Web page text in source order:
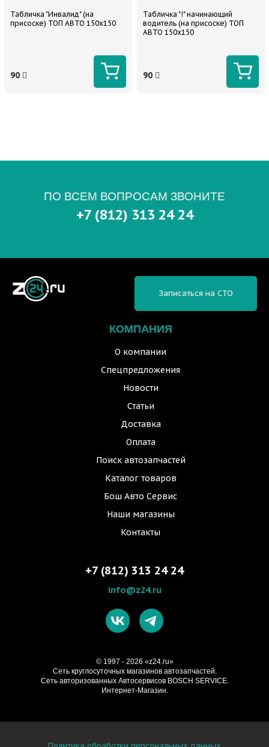
Табличка "Инвалид" (на
присоске) ТОП АВТО 150х150
90
Табличка "!" начинающий
водитель (на присоске) ТОП
АВТО 150х150
90
ПО ВСЕМ ВОПРОСАМ ЗВОНИТЕ
+7 (812) 313 24 24
КОМПАНИЯ
О компании
Спецпредложения
Новости
Статьи
Доставка
Оплата
Поиск автозапчастей
Каталог товаров
Бош Авто Сервис
Наши магазины
Контакты
Записаться на СТО
+7 (812) 313 24 24
info@z24.ru
© 1997 - 2026 «z24.ru»
Cеть круглосуточных магазинов автозапчастей.
Сеть авторизованных Автосервисов BOSCH SERVICE.
Интернет-Магазин.